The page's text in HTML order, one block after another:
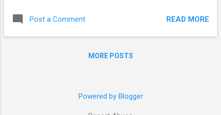
drum. So, inilah masa terbaik abang nak ...
absorber depan sekali semua dengan halfcut
Daihatsu L9. Tapi bearing belakang foreman
hanya melibatkan bahagian depan kereta
sudah kering mengakibatkan pembentukkan
Post a Comment READ MORE
MORE POSTS
Powered by Blogger